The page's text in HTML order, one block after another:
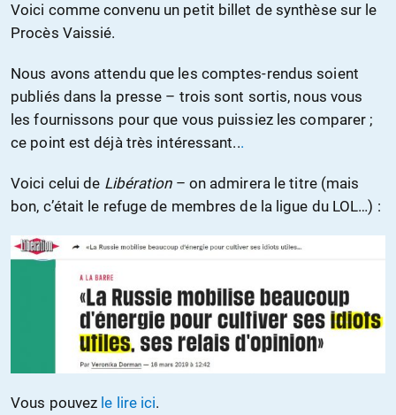
Voici comme convenu un petit billet de synthèse sur le
Procès Vaissié.
Nous avons attendu que les comptes-rendus soient
publiés dans la presse – trois sont sortis, nous vous
les fournissons pour que vous puissiez les comparer ;
ce point est déjà très intéressant...
Voici celui de Libération– on admirera le titre (mais
bon, c’était le refuge de membres de la ligue du LOL…) :
Vous pouvez le lire ici.